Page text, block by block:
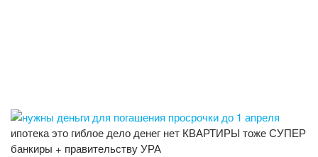
ипотека это гиблое дело денег нет КВАРТИРЫ тоже СУПЕР
банкиры + правительству УРА